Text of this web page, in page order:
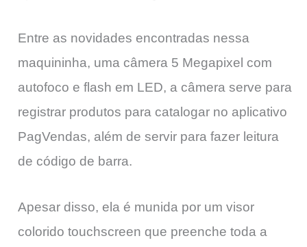
Entre as novidades encontradas nessa
maquininha, uma câmera 5 Megapixel com
autofoco e flash em LED, a câmera serve para
registrar produtos para catalogar no aplicativo
PagVendas, além de servir para fazer leitura
de código de barra.
Apesar disso, ela é munida por um visor
colorido touchscreen que preenche toda a